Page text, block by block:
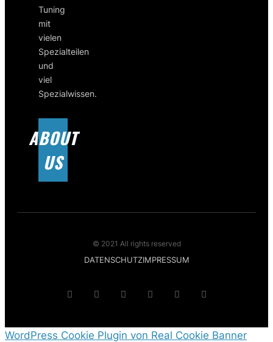
Tuning
mit
vielen
Spezialteilen
und
viel
Spezialwissen.
ABOUT
US
© 2021 All rights reserved
DATENSCHUTZIMPRESSUM
WordPress Cookie Plugin von Real Cookie Banner